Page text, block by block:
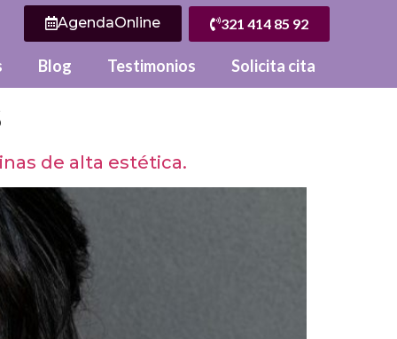
AgendaOnline 321 414 85 92
Blog Testimonios Solicita cita
de alta estética.